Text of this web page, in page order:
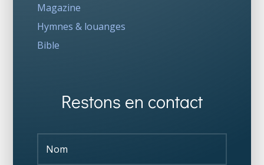
Magazine
Hymnes & louanges
Bible
Restons en contact